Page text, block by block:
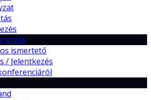
ismertető
/ Jelentkezés